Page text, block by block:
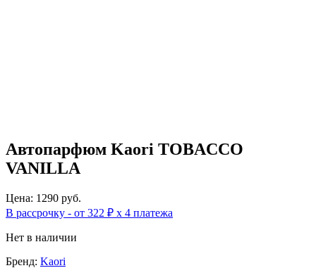
Автопарфюм Kaori TOBACCO
VANILLA
Цена: 1290 руб.
В рассрочку - от 322 ₽ х 4 платежа
Нет в наличии
Бренд: Kaori